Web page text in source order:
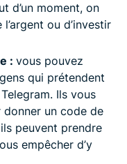
d’un moment, on
ou d’investir
: vous pouvez
qui prétendent
Ils vous
donner un code de
peuvent prendre
empêcher d’y